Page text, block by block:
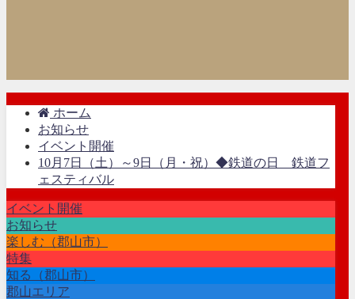
ホーム
お知らせ
イベント開催
10月7日（土）～9日（月・祝）◆鉄道の日 鉄道フ
ェスティバル
イベント開催
お知らせ
楽しむ（郡山市）
特集
知る（郡山市）
郡山エリア